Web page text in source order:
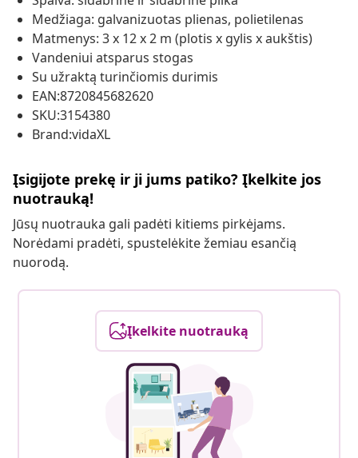
Medžiaga: galvanizuotas plienas, polietilenas
Matmenys: 3 x 12 x 2 m (plotis x gylis x aukštis)
Vandeniui atsparus stogas
Su užraktą turinčiomis durimis
EAN:8720845682620
SKU:3154380
Brand:vidaXL
Įsigijote prekę ir ji jums patiko? Įkelkite jos
nuotrauką!
Jūsų nuotrauka gali padėti kitiems pirkėjams.
Norėdami pradėti, spustelėkite žemiau esančią
nuorodą.
Įkelkite nuotrauką